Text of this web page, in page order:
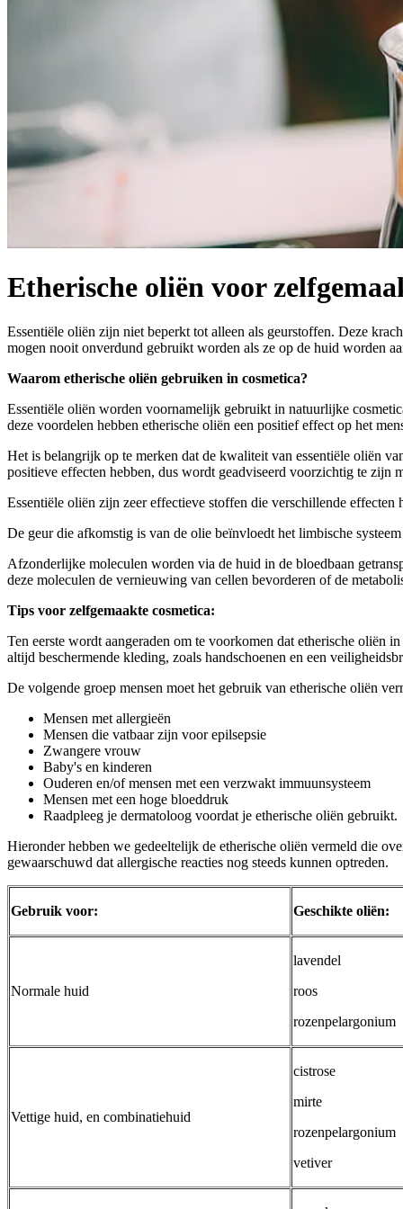
Etherische oliën voor
Essentiële oliën zijn niet beperkt tot alleen als geurstoffen. Deze
mogen nooit onverdund gebruikt worden als ze op de huid worden
Waarom etherische oliën gebruiken in cosmetica?
Essentiële oliën worden voornamelijk gebruikt in natuurlijke
deze voordelen hebben etherische oliën een positief effect op het
Het is belangrijk op te merken dat de kwaliteit van essentiële oliën
positieve effecten hebben, dus wordt geadviseerd voorzichtig te zijn
Essentiële oliën zijn zeer effectieve stoffen die verschillende effecten
De geur die afkomstig is van de olie beïnvloedt het limbische
Afzonderlijke moleculen worden via de huid in de bloedbaan
deze moleculen de vernieuwing van cellen bevorderen of de
Tips voor zelfgemaakte cosmetica:
Ten eerste wordt aangeraden om te voorkomen dat etherische oliën
altijd beschermende kleding, zoals handschoenen en een
De volgende groep mensen moet het gebruik van etherische oliën
Mensen met allergieën
Mensen die vatbaar zijn voor epilsepsie
Zwangere vrouw
Baby's en kinderen
Ouderen en/of mensen met een verzwakt immuunsysteem
Mensen met een hoge bloeddruk
Raadpleeg je dermatoloog voordat je etherische oliën gebruikt.
Hieronder hebben we gedeeltelijk de etherische oliën vermeld die
gewaarschuwd dat allergische reacties nog steeds kunnen optreden.
Gebruik voor: Geschikte oliën:
Normale huid
lavendel
roos
rozenpelargonium
Vettige huid, en combinatiehuid
cistrose
mirte
rozenpelargonium
vetiver